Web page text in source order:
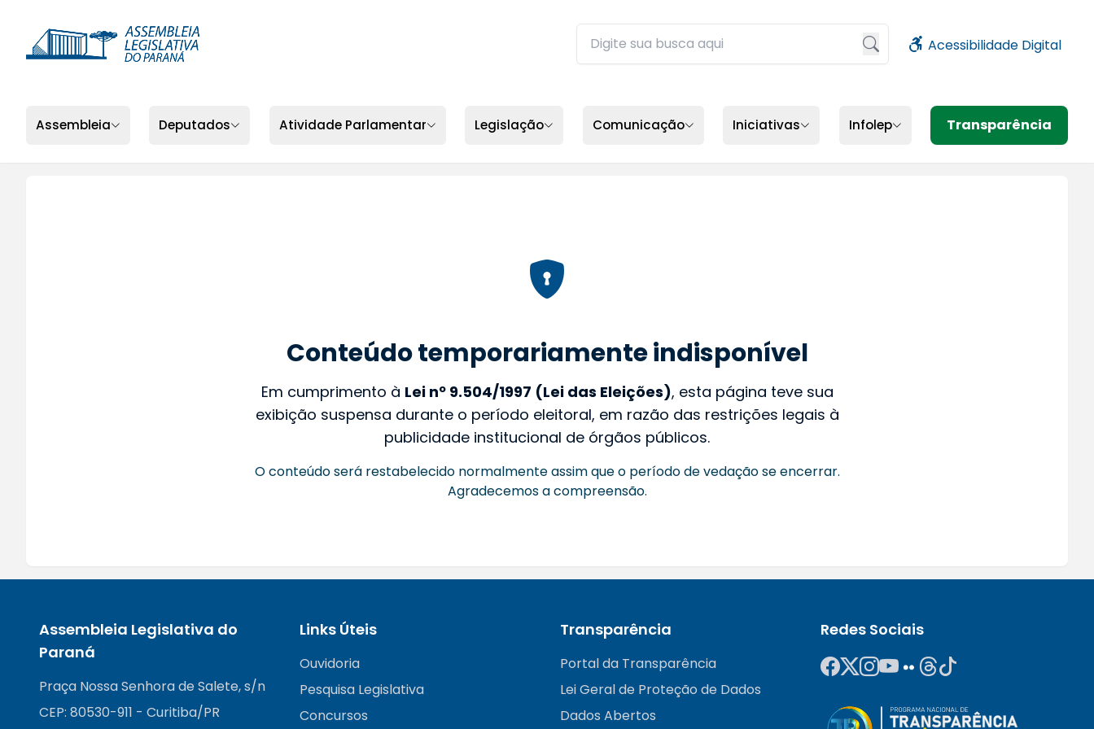
Buscar no site da ALEP
Acessibilidade Digital
Assembleia Deputados Atividade Parlamentar Legislação Comunicação Iniciativas Infolep Transparência
Conteúdo temporariamente indisponível
Em cumprimento à Lei nº 9.504/1997 (Lei das Eleições), esta página teve sua
exibição suspensa durante o período eleitoral, em razão das restrições legais à
publicidade institucional de órgãos públicos.
O conteúdo será restabelecido normalmente assim que o período de vedação se encerrar.
Agradecemos a compreensão.
Assembleia Legislativa do
Paraná
Praça Nossa Senhora de Salete, s/n
CEP: 80530-911 - Curitiba/PR
Links Úteis
Ouvidoria
Pesquisa Legislativa
Concursos
Transparência
Portal da Transparência
Lei Geral de Proteção de Dados
Dados Abertos
Redes Sociais